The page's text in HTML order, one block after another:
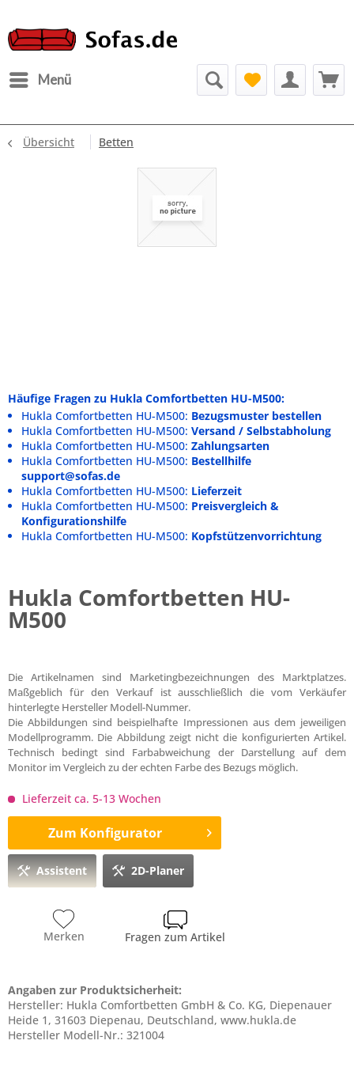
Menü
Übersicht Betten
Häufige Fragen zu Hukla Comfortbetten HU-M500:
Hukla Comfortbetten HU-M500: Bezugsmuster bestellen
Hukla Comfortbetten HU-M500: Versand / Selbstabholung
Hukla Comfortbetten HU-M500: Zahlungsarten
Hukla Comfortbetten HU-M500: Bestellhilfe
support@sofas.de
Hukla Comfortbetten HU-M500: Lieferzeit
Hukla Comfortbetten HU-M500: Preisvergleich &
Konfigurationshilfe
Hukla Comfortbetten HU-M500: Kopfstützenvorrichtung
Hukla Comfortbetten HU-
M500
Die Artikelnamen sind Marketingbezeichnungen des Marktplatzes.
Maßgeblich für den Verkauf ist ausschließlich die vom Verkäufer
hinterlegte Hersteller Modell-Nummer.
Die Abbildungen sind beispielhafte Impressionen aus dem jeweiligen
Modellprogramm. Die Abbildung zeigt nicht die konfigurierten Artikel.
Technisch bedingt sind Farbabweichung der Darstellung auf dem
Monitor im Vergleich zu der echten Farbe des Bezugs möglich.
Lieferzeit ca. 5-13 Wochen
Zum Konfigurator
Assistent 2D-Planer
Merken Fragen zum Artikel
Angaben zur Produktsicherheit:
Hersteller: Hukla Comfortbetten GmbH & Co. KG, Diepenauer
Heide 1, 31603 Diepenau, Deutschland, www.hukla.de
Hersteller Modell-Nr.: 321004